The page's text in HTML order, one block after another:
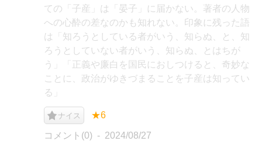
ての「子産」は「晏子」に届かない。著者の人物
への心酔の差なのかも知れない。印象に残った語
は「知ろうとしている者がいう、知らぬ、と、知
ろうとしていない者がいう、知らぬ、とはちが
う」「正義や廉白を国民におしつけると、奇妙な
ことに、政治がゆきづまることを子産は知ってい
る」
ナイス ★6
コメント(0) 2024/08/27